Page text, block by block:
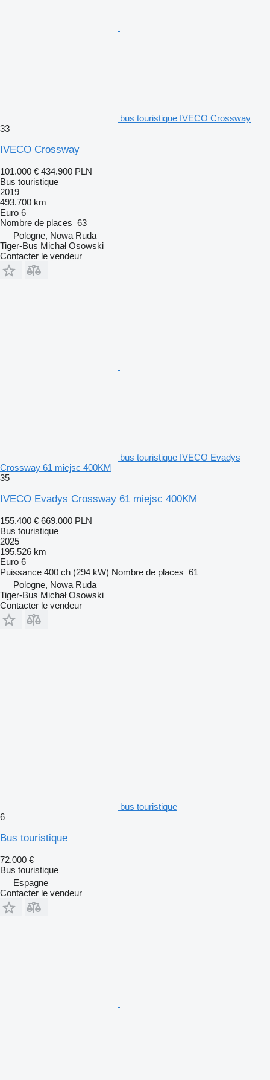
bus touristique IVECO Crossway
33
IVECO Crossway
101.000 € 434.900 PLN
Bus touristique
2019
493.700 km
Euro 6
Nombre de places 63
Pologne, Nowa Ruda
Tiger-Bus Michał Osowski
Contacter le vendeur
bus touristique IVECO Evadys
Crossway 61 miejsc 400KM
35
IVECO Evadys Crossway 61 miejsc 400KM
155.400 € 669.000 PLN
Bus touristique
2025
195.526 km
Euro 6
Puissance 400 ch (294 kW) Nombre de places 61
Pologne, Nowa Ruda
Tiger-Bus Michał Osowski
Contacter le vendeur
bus touristique
6
Bus touristique
72.000 €
Bus touristique
Espagne
Contacter le vendeur